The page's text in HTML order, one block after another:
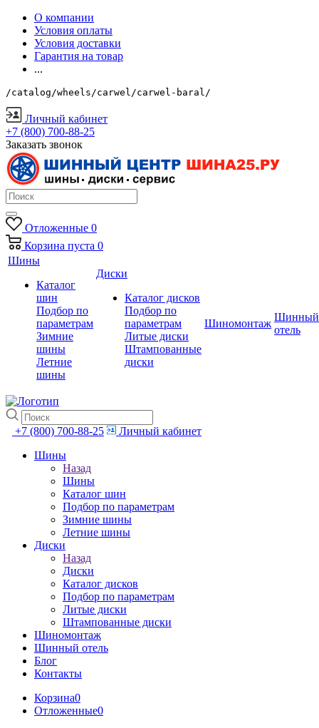
О компании
Условия оплаты
Условия доставки
Гарантия на товар
...
/catalog/wheels/carwel/carwel-baral/
Личный кабинет
+7 (800) 700-88-25
Заказать звонок
Отложенные 0
Корзина пуста 0
Шины
Каталог
шин
Подбор по
параметрам
Зимние
шины
Летние
шины
Диски
Каталог дисков
Подбор по
параметрам
Литые диски
Штампованные
диски
Шиномонтаж
Шинный
отель
+7 (800) 700-88-25
Личный кабинет
Шины
Назад
Шины
Каталог шин
Подбор по параметрам
Зимние шины
Летние шины
Диски
Назад
Диски
Каталог дисков
Подбор по параметрам
Литые диски
Штампованные диски
Шиномонтаж
Шинный отель
Блог
Контакты
Корзина0
Отложенные0